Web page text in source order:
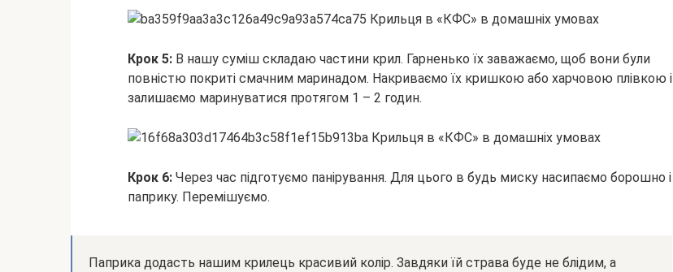
Крок 5: В нашу суміш складаю частини крил. Гарненько їх заважаємо, щоб вони були
повністю покриті смачним маринадом. Накриваємо їх кришкою або харчовою плівкою і
залишаємо маринуватися протягом 1 – 2 годин.
Крок 6: Через час підготуємо панірування. Для цього в будь миску насипаємо борошно і
паприку. Перемішуємо.
Паприка додасть нашим крилець красивий колір. Завдяки їй страва буде не блідим, а